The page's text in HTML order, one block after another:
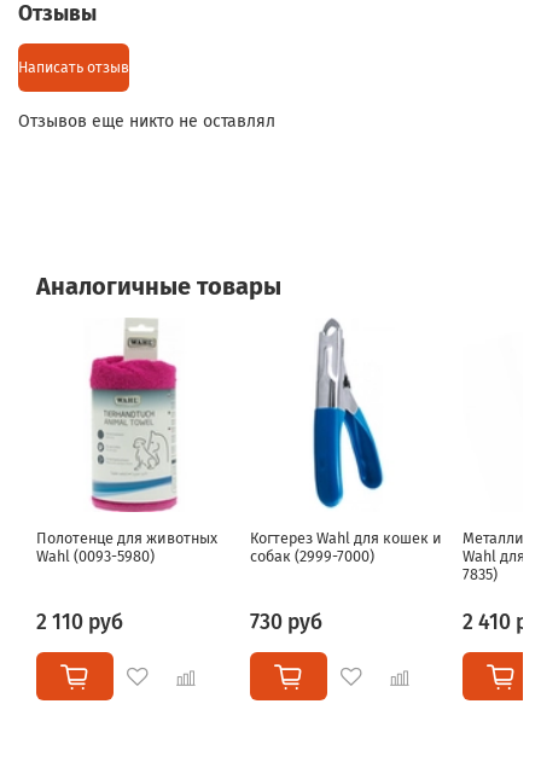
Отзывы
Написать отзыв
Отзывов еще никто не оставлял
Аналогичные товары
Полотенце для животных
Wahl (0093-5980)
2 110 руб
Когтерез Wahl для кошек и
собак (2999-7000)
730 руб
Wahl для
7835)
2 410